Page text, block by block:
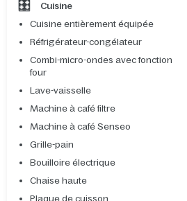
Cuisine
Cuisine entièrement équipée
Réfrigérateur-congélateur
Combi-micro-ondes avec fonction
four
Lave-vaisselle
Machine à café filtre
Machine à café Senseo
Grille-pain
Bouilloire électrique
Chaise haute
Plaque de cuisson